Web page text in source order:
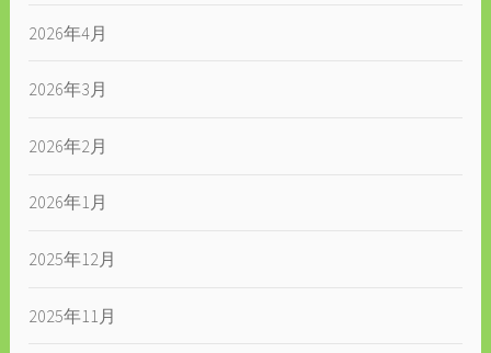
2026年4月
2026年3月
2026年2月
2026年1月
2025年12月
2025年11月